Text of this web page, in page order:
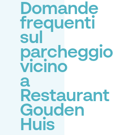
Domande
frequenti
sul
parcheggio
vicino
a
Restaurant
Gouden
Huis